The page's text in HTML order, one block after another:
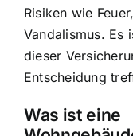
Risiken wie
Vandalismus. Es
dieser
Entscheidung
Was ist eine